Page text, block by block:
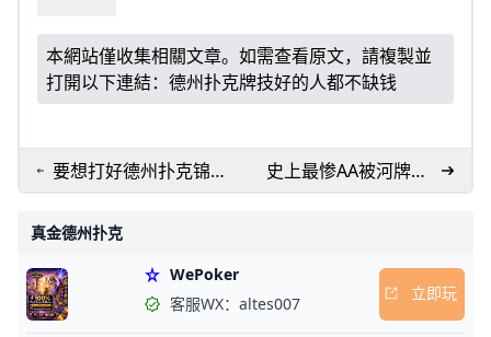
本網站僅收集相關文章。如需查看原文，請複製並
打開以下連結： 德州扑克牌技好的人都不缺钱
要想打好德州扑克锦标
赛，学会拥抱波动才能
突破瓶颈
史上最惨AA被河牌绝
杀之二
真金德州扑克
WePoker
客服WX：altes007
立即玩